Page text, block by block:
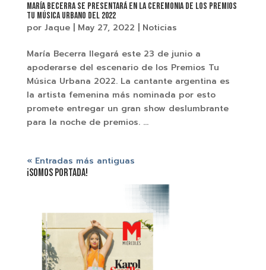
MARÍA BECERRA SE PRESENTARÁ EN LA CEREMONIA DE LOS PREMIOS
TU MÚSICA URBANO DEL 2022
por Jaque| May 27, 2022 Noticias
María Becerra llegará este 23 de junio a
apoderarse del escenario de los Premios Tu
Música Urbana 2022. La cantante argentina es
la artista femenina más nominada por esto
promete entregar un gran show deslumbrante
para la noche de premios. ...
« Entradas más antiguas
¡SOMOS PORTADA!